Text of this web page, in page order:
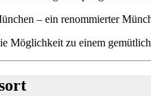
– ein renommierter
Möglichkeit zu einem